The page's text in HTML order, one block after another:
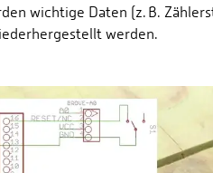
wichtige Daten (z. B.
werden.